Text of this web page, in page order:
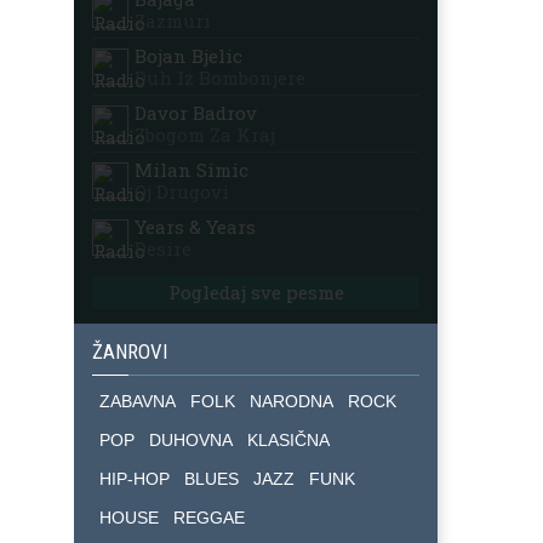
Zazmuri
Bojan Bjelic
Duh Iz Bombonjere
Davor Badrov
Zbogom Za Kraj
Milan Simic
Oj Drugovi
Years & Years
Desire
Pogledaj sve pesme
ŽANROVI
ZABAVNA FOLK NARODNA
ROCK
POP
DUHOVNA
KLASIČNA
HIP-HOP
BLUES JAZZ
FUNK
HOUSE
REGGAE